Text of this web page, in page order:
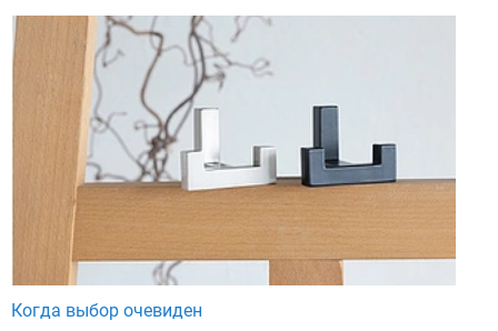
Когда выбор очевиден